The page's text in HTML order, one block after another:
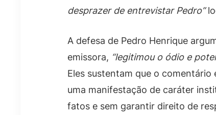
desprazer de entrevistar Pedro”
A defesa de Pedro Henrique
emissora, “legitimou o ódio e
Eles sustentam que o
uma manifestação de caráter
fatos e sem garantir direito de